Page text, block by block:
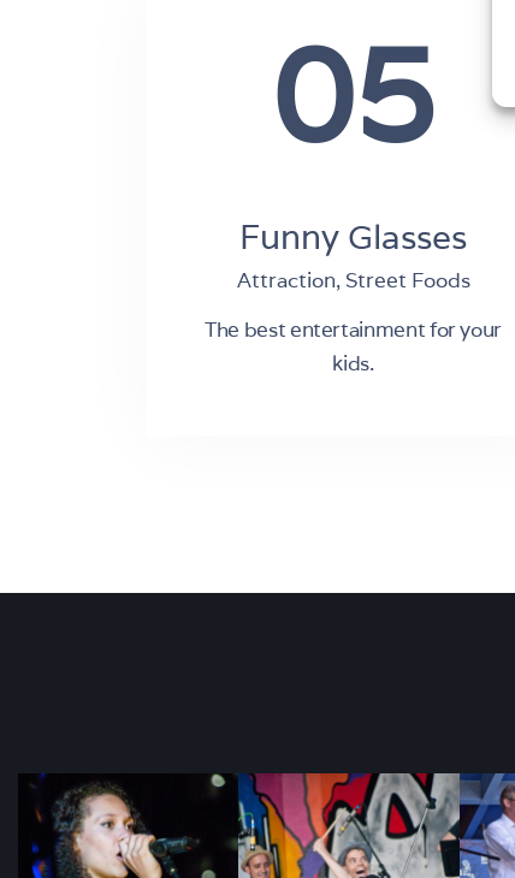
05
Funny Glasses
Attraction, Street Foods
The best entertainment for your
kids.